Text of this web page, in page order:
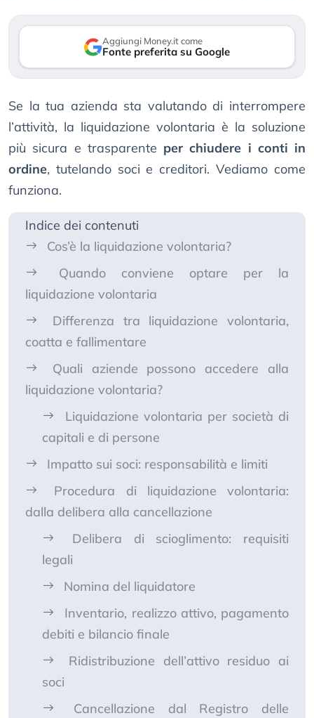
Aggiungi Money.it come
Fonte preferita su Google
Se la tua azienda sta valutando di interrompere
l’attività, la liquidazione volontaria è la soluzione
più sicura e trasparente per chiudere i conti in
ordine, tutelando soci e creditori. Vediamo come
funziona.
Indice dei contenuti
Cos’è la liquidazione volontaria?
Quando conviene optare per la
liquidazione volontaria
Differenza tra liquidazione volontaria,
coatta e fallimentare
Quali aziende possono accedere alla
liquidazione volontaria?
Liquidazione volontaria per società di
capitali e di persone
Impatto sui soci: responsabilità e limiti
Procedura di liquidazione volontaria:
dalla delibera alla cancellazione
Delibera di scioglimento: requisiti
legali
Nomina del liquidatore
Inventario, realizzo attivo, pagamento
debiti e bilancio finale
Ridistribuzione dell’attivo residuo ai
soci
Cancellazione dal Registro delle